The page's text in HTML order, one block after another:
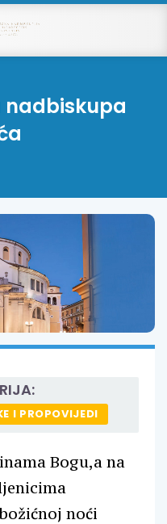
nadbiskupa
I PROPOVIJEDI
Bogu,a na
noći